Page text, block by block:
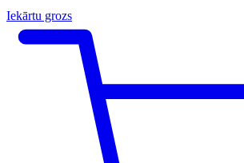
Iekārtu grozs